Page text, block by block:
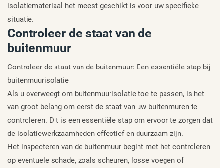
isolatiemateriaal het meest geschikt is voor uw specifieke
situatie.
Controleer de staat van de
buitenmuur
Controleer de staat van de buitenmuur: Een essentiële stap bij
buitenmuurisolatie
Als u overweegt om buitenmuurisolatie toe te passen, is het
van groot belang om eerst de staat van uw buitenmuren te
controleren. Dit is een essentiële stap om ervoor te zorgen dat
de isolatiewerkzaamheden effectief en duurzaam zijn.
Het inspecteren van de buitenmuur begint met het controleren
op eventuele schade, zoals scheuren, losse voegen of